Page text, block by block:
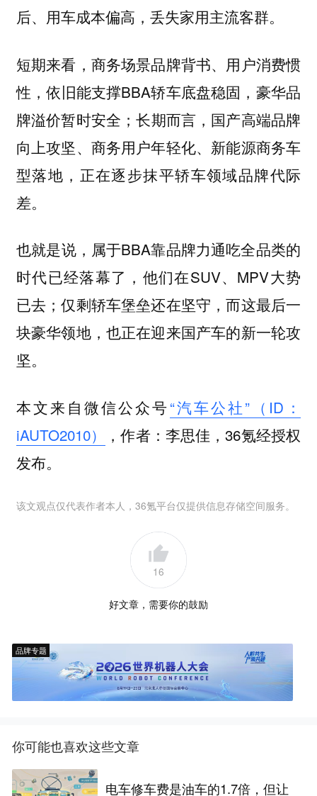
后、用车成本偏高，丢失家用主流客群。
短期来看，商务场景品牌背书、用户消费惯
性，依旧能支撑BBA轿车底盘稳固，豪华品
牌溢价暂时安全；长期而言，国产高端品牌
向上攻坚、商务用户年轻化、新能源商务车
型落地，正在逐步抹平轿车领域品牌代际
差。
也就是说，属于BBA靠品牌力通吃全品类的
时代已经落幕了，他们在SUV、MPV大势
已去；仅剩轿车堡垒还在坚守，而这最后一
块豪华领地，也正在迎来国产车的新一轮攻
坚。
本文来自微信公众号“汽车公社”（ID：
iAUTO2010）
，作者：李思佳，36氪经授权
发布。
该文观点仅代表作者本人，36氪平台仅提供信息存储空间服务。
16
好文章，需要你的鼓励
品牌专题
你可能也喜欢这些文章
电车修车费是油车的1.7倍，但让